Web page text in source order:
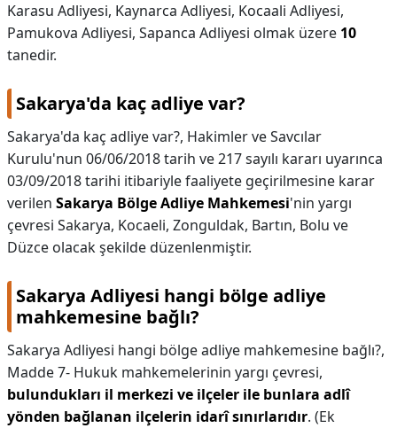
Karasu Adliyesi, Kaynarca Adliyesi, Kocaali Adliyesi,
Pamukova Adliyesi, Sapanca Adliyesi olmak üzere 10
tanedir.
Sakarya'da kaç adliye var?
Sakarya'da kaç adliye var?, Hakimler ve Savcılar
Kurulu'nun 06/06/2018 tarih ve 217 sayılı kararı uyarınca
03/09/2018 tarihi itibariyle faaliyete geçirilmesine karar
verilen Sakarya Bölge Adliye Mahkemesi'nin yargı
çevresi Sakarya, Kocaeli, Zonguldak, Bartın, Bolu ve
Düzce olacak şekilde düzenlenmiştir.
Sakarya Adliyesi hangi bölge adliye
mahkemesine bağlı?
Sakarya Adliyesi hangi bölge adliye mahkemesine bağlı?,
Madde 7- Hukuk mahkemelerinin yargı çevresi,
bulundukları il merkezi ve ilçeler ile bunlara adlî
yönden bağlanan ilçelerin idarî sınırlarıdır. (Ek